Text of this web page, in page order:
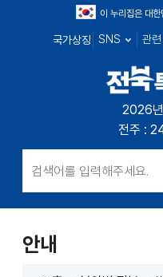
전
2026
전주 :
이 누리집은 대
국가상징 SNS 관
안내